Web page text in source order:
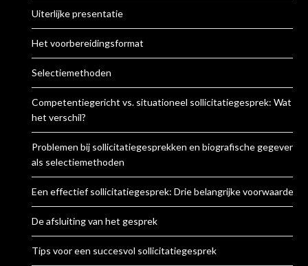
Uiterlijke presentatie
Het voorbereidingsformat
Selectiemethoden
Competentiegericht vs. situationeel sollicitatiegesprek: Wat is
het verschil?
Problemen bij sollicitatiegesprekken en biografische gegevens
als selectiemethoden
Een effectief sollicitatiegesprek: Drie belangrijke voorwaarden
De afsluiting van het gesprek
Tips voor een succesvol sollicitatiegesprek